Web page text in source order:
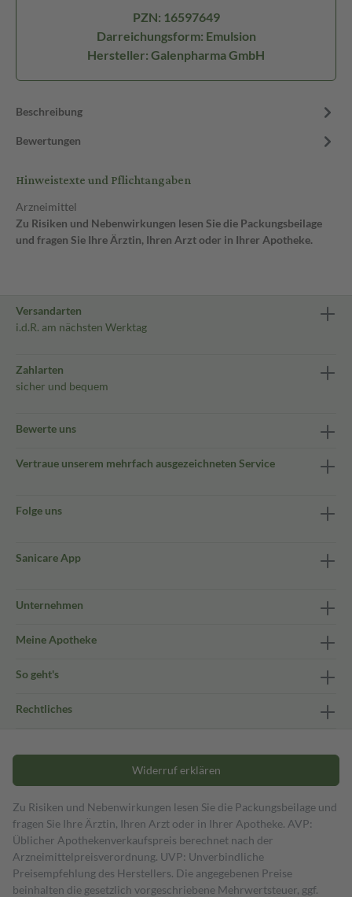
PZN: 16597649
Darreichungsform: Emulsion
Hersteller: Galenpharma GmbH
Beschreibung
Bewertungen
Hinweistexte und Pflichtangaben
Arzneimittel
Zu Risiken und Nebenwirkungen lesen Sie die Packungsbeilage
und fragen Sie Ihre Ärztin, Ihren Arzt oder in Ihrer Apotheke.
Versandarten
i.d.R. am nächsten Werktag
Zahlarten
sicher und bequem
Bewerte uns
Vertraue unserem mehrfach ausgezeichneten Service
Folge uns
Sanicare App
Unternehmen
Meine Apotheke
So geht's
Rechtliches
Widerruf erklären
Zu Risiken und Nebenwirkungen lesen Sie die Packungsbeilage und
fragen Sie Ihre Ärztin, Ihren Arzt oder in Ihrer Apotheke. AVP:
Üblicher Apothekenverkaufspreis berechnet nach der
Arzneimittelpreisverordnung. UVP: Unverbindliche
Preisempfehlung des Herstellers. Die angegebenen Preise
beinhalten die gesetzlich vorgeschriebene Mehrwertsteuer, ggf.